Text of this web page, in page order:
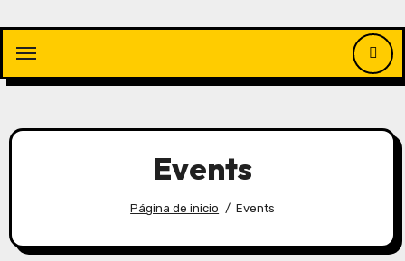
contenido
Events
Página de inicio Events